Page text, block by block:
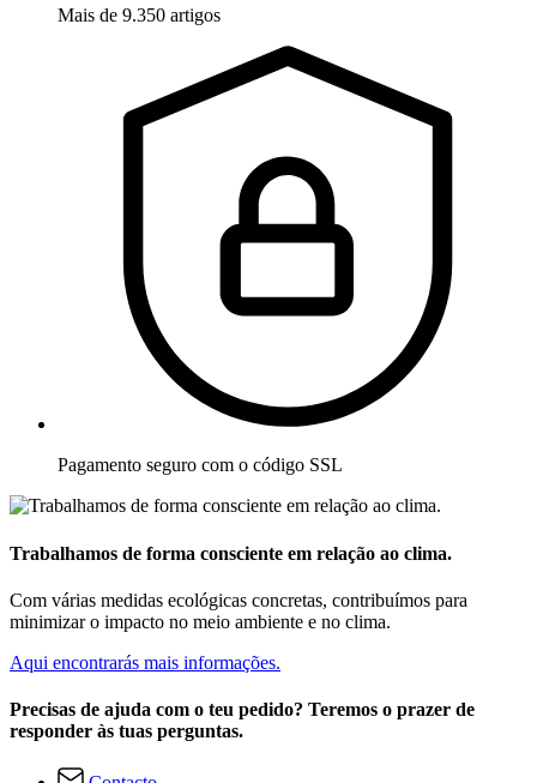
Mais de 9.350 artigos
Pagamento seguro com o código SSL
Trabalhamos de forma consciente em relação ao clima.
Com várias medidas ecológicas concretas, contribuímos para
minimizar o impacto no meio ambiente e no clima.
Aqui encontrarás mais informações.
Precisas de ajuda com o teu pedido? Teremos o prazer de
responder às tuas perguntas.